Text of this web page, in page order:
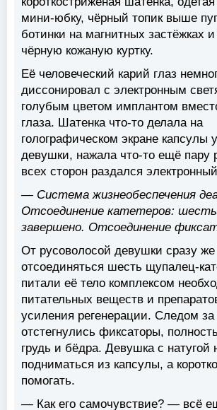
мини-юбку, чёрный топик выше
ботинки на магнитных застёжках и
чёрную кожаную куртку.
Её человеческий карий глаз
диссонировал с электронным
голубым цветом имплантом
глаза. Шатенка что-то делала на
голографическом экране капсулы
девушки, нажала что-то ещё пару
всех сторон раздался
— Система жизнеобеспечения
Отсоединение катетеров:
завершено. Отсоединение
От русоволосой девушки сразу
отсоединяться шесть щупалец-
питали её тело комплексом
питательных веществ и
усиления регенерации. Следом
отстегнулись фиксаторы,
грудь и бёдра. Девушка с натугой
подниматься из капсулы, а
помогать.
— Как его самочувствие? — всё